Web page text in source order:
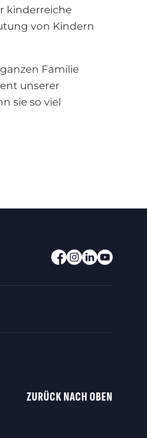
kinderreiche
von Kindern
Familie
unserer
sie so viel
ZURÜCK NACH OBEN